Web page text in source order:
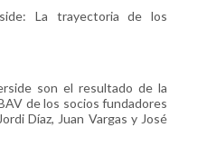
La trayectoria de los
son el resultado de la
de los socios fundadores
Díaz, Juan Vargas y José